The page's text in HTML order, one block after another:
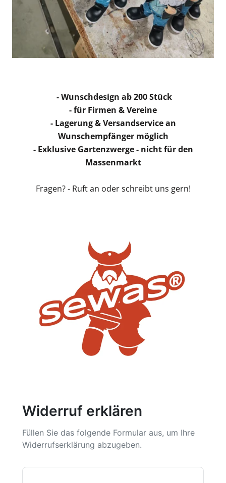
- Wunschdesign ab 200 Stück
- für Firmen & Vereine
- Lagerung & Versandservice an
Wunschempfänger möglich
- Exklusive Gartenzwerge - nicht für den
Massenmarkt
Fragen? - Ruft an oder schreibt uns gern!
Widerruf erklären
Füllen Sie das folgende Formular aus, um Ihre
Widerrufserklärung abzugeben.